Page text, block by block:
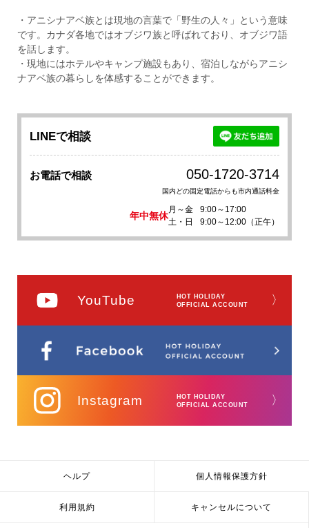
・アニシナアベ族とは現地の言葉で「野生の人々」という意味
です。カナダ各地ではオブジワ族と呼ばれており、オブジワ語
を話します。
・現地にはホテルやキャンプ施設もあり、宿泊しながらアニシ
ナアベ族の暮らしを体感することができます。
LINEで相談
お電話で相談 050-1720-3714
国内どの固定電話からも市内通話料金
年中無休
月～金
9:00～17:00
土・日
9:00～12:00（正午）
YouTube
HOT HOLIDAY
OFFICIAL ACCOUNT
〉
Instagram
HOT HOLIDAY
OFFICIAL ACCOUNT
〉
ヘルプ 個人情報保護方針
利用規約 キャンセルについて